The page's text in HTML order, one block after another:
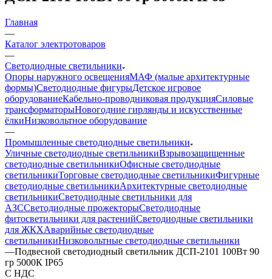
Главная
—
Каталог электротоваров
—
Светодиодные светильники
Опоры наружного освещенияМАФ (малые архитектурные
формы)Светодиодные фигурыДетское игровое
оборудованиеКабельно-проводниковая продукцияСиловые
трансформаторыНовогодние гирлянды и искусственные
ёлкиНизковольтное оборудование
—
Промышленные светодиодные светильники
Уличные светодиодные светильникиВзрывозащищенные
светодиодные светильникиОфисные светодиодные
светильникиТорговые светодиодные светильникиФигурные
светодиодные светильникиАрхитектурные светодиодные
светильникиСветодиодные светильники для
АЗССветодиодные прожекторыСветодиодные
фитосветильники для растенийСветодиодные светильники
для ЖКХАварийные светодиодные
светильникиНизковольтные светодиодные светильники
—Подвесной светодиодный светильник ДСП-2101 100Вт 90
гр 5000К IP65
С НДС